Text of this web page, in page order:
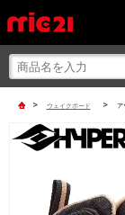
> ウェイクボード > ア